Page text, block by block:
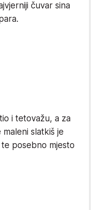
čuvar sina
i tetovažu, a za
slatkiš je
posebno mjesto